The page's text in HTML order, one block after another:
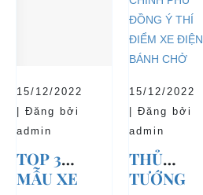
15/12/2022
| Đăng bởi
admin
TOP 3
MẪU XE
15/12/2022
| Đăng bởi
admin
THỦ
TƯỚNG